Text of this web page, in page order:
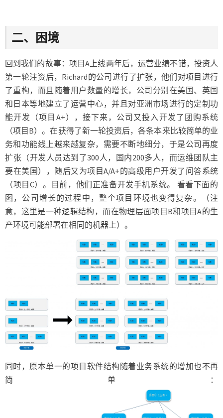
二、困境
回到我们的故事：项目A上线两年后，运营业绩不错，投资人
第一轮注资后，Richard的公司进行了扩张，他们对项目进行
了重构，而且随着用户数量的增长，公司分别在美国、英国
和日本等地建立了运营中心，并且对亚洲市场进行的定制功
能开发（项目A+），接下来，公司又投入开发了团购系统
（项目B）。在获得了新一轮投资后，各条本来比较简单的业
务和功能线上越来越复杂，需要不断地细分，于是公司再度
扩张（开发人员达到了300人，国内200多人，而运维团队主
要在美国），随后又为项目A/A+的高级用户开发了问答系统
（项目C）。目前，他们正准备开发手机系统。 看看下面的
图，公司增长的过程中，整个项目环境也变得复杂。（注
意，这里是一种逻辑结构，而在物理层面项目B和项目A的生
产环境可能部署在相同的机器上）。
同时，原本单一的项目软件结构随着业务系统的增加也不再
简单：